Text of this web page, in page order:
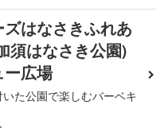
はなさきふれあ
須はなさき公園)
ー広場
た公園で楽しむバーベキ